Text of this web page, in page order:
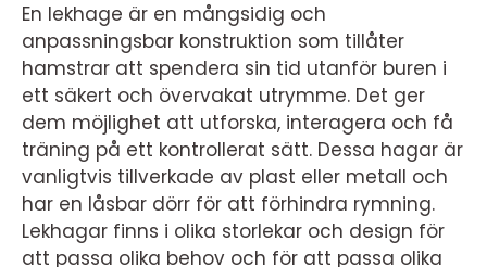
En lekhage är en mångsidig och
anpassningsbar konstruktion som tillåter
hamstrar att spendera sin tid utanför buren i
ett säkert och övervakat utrymme. Det ger
dem möjlighet att utforska, interagera och få
träning på ett kontrollerat sätt. Dessa hagar är
vanligtvis tillverkade av plast eller metall och
har en låsbar dörr för att förhindra rymning.
Lekhagar finns i olika storlekar och design för
att passa olika behov och för att passa olika